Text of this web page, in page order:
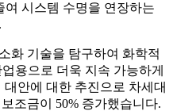
여 시스템 수명을 연장하는
화 기술을 탐구하여 화학적
용으로 더욱 지속 가능하게
안에 대한 추진으로 차세대
조금이 50% 증가했습니다.